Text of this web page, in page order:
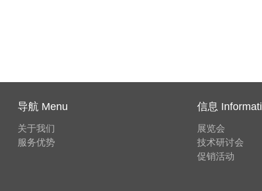
导航 Menu
关于我们
服务优势
信息
展览会
技术研讨会
促销活动